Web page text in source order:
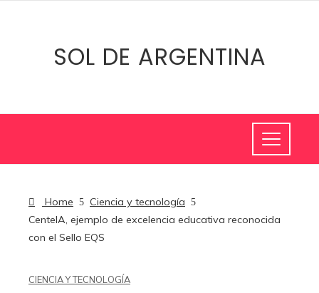
SOL DE ARGENTINA
Home
Ciencia y tecnología
CenteIA, ejemplo de excelencia educativa reconocida
con el Sello EQS
CIENCIA Y TECNOLOGÍA